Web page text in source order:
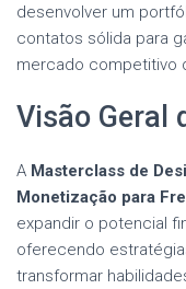
desenvolver um
contatos sólida para
mercado competitivo
Visão Geral
A Masterclass de
Monetização para
expandir o potencial
oferecendo
transformar